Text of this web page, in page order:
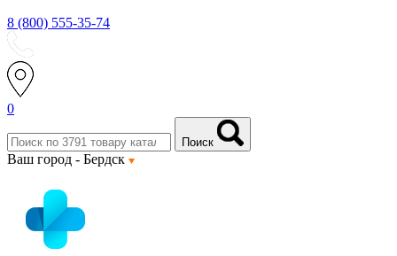
8 (800) 555-35-74
0
Поиск
Ваш город - Бердск